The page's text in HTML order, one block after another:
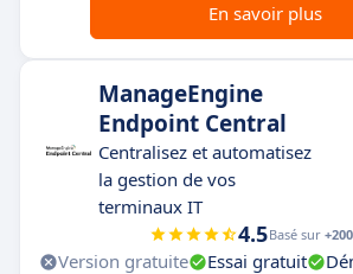
En savoir plus
ManageEngine
Endpoint Central
Centralisez et automatisez
la gestion de vos
terminaux IT
4.5Basé sur
Version gratuite Essai gratuit